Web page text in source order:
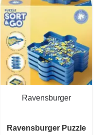
Ravensburger
Ravensburger Puzzle